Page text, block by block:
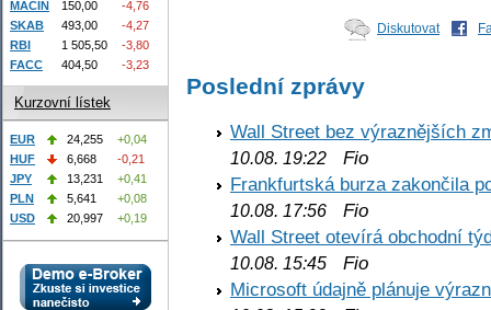
Diskutovat
Poslední zprávy
Wall Street bez výraznějších
10.08. 19:22 Fio
Frankfurtská burza zakončila
10.08. 17:56 Fio
Wall Street otevírá obchodní
10.08. 15:45 Fio
Microsoft údajně plánuje
MACIN
150,00
-4,76
SKAB
493,00
-4,27
RBI
1 505,50
-3,80
FACC
404,50 -3,23
Kurzovní lístek
EUR 24,255
+0,04
HUF
6,668
-0,21
JPY
13,231
+0,41
PLN
5,641
+0,08
USD
20,997 +0,19